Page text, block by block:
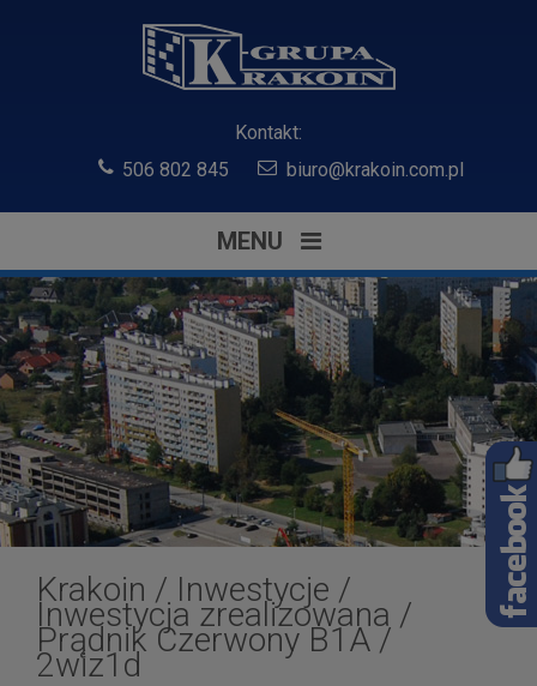
Kontakt:
506 802 845
biuro@krakoin.com.pl
MENU
Krakoin / Inwestycje /
Inwestycja zrealizowana /
Prądnik Czerwony B1A/
2wiz1d